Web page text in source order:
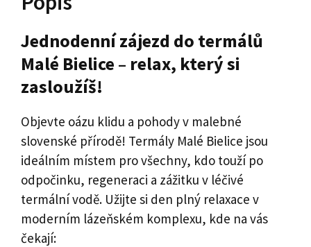
Jednodenní zájezd do termálů
Malé Bielice – relax, který si
zasloužíš!
Objevte oázu klidu a pohody v malebné
slovenské přírodě! Termály Malé Bielice jsou
ideálním místem pro všechny, kdo touží po
odpočinku, regeneraci a zážitku v léčivé
termální vodě. Užijte si den plný relaxace v
moderním lázeňském komplexu, kde na vás
čekají: